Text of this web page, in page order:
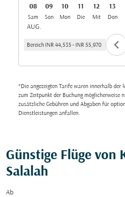
08
Sam
AUG.
09
Son
10
Mon
11
Die
12
Mit
13
Don
Bereich INR 44,535 - INR 55,970 chevron_left
*Die angezeigten Tarife waren innerhalb der
zum Zeitpunkt der Buchung möglicherweise
zusätzliche Gebühren und Abgaben für
Dienstleistungen anfallen.
Günstige Flüge von
Salalah
Ab